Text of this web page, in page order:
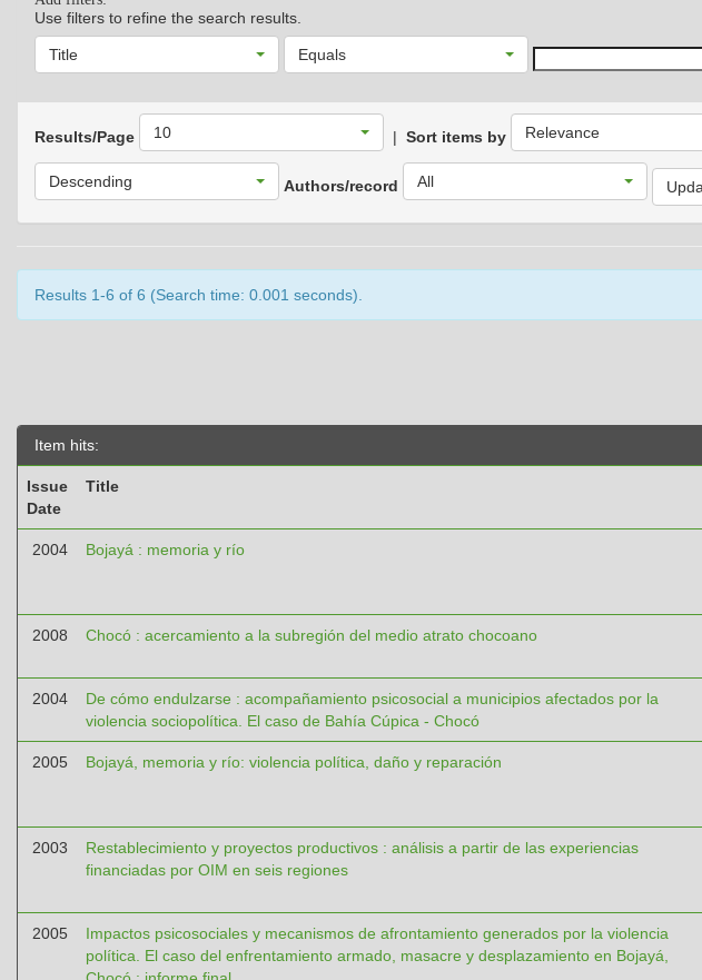
Use filters to refine the search results.
Title Equals
Results/Page 10 | Sort items by Relevance
Descending Authors/record All
Results 1-6 of 6 (Search time: 0.001 seconds).
Item hits:
Issue
Date
Title
2004 Bojayá : memoria y río
2008 Chocó : acercamiento a la subregión del medio atrato chocoano
2004
De cómo endulzarse : acompañamiento psicosocial a municipios afectados por la
violencia sociopolítica. El caso de Bahía Cúpica - Chocó
2005 Bojayá, memoria y río: violencia política, daño y reparación
2003
Restablecimiento y proyectos productivos : análisis a partir de las experiencias
financiadas por OIM en seis regiones
2005
Impactos psicosociales y mecanismos de afrontamiento generados por la violencia
política. El caso del enfrentamiento armado, masacre y desplazamiento en Bojayá,